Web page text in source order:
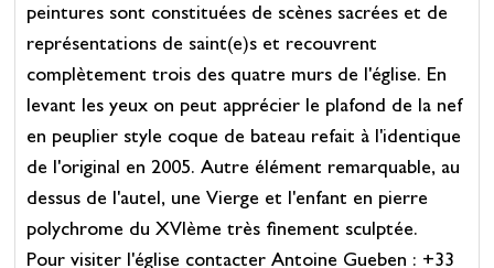
peintures sont constituées de scènes sacrées et de
représentations de saint(e)s et recouvrent
complètement trois des quatre murs de l'église. En
levant les yeux on peut apprécier le plafond de la nef
en peuplier style coque de bateau refait à l'identique
de l'original en 2005. Autre élément remarquable, au
dessus de l'autel, une Vierge et l'enfant en pierre
polychrome du XVIème très finement sculptée.
Pour visiter l'église contacter Antoine Gueben : +33